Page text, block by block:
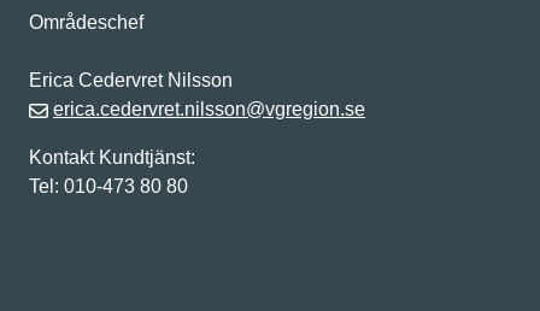
Områdeschef
Erica Cedervret Nilsson
erica.cedervret.nilsson@vgregion.se
Kontakt Kundtjänst:
Tel: 010-473 80 80